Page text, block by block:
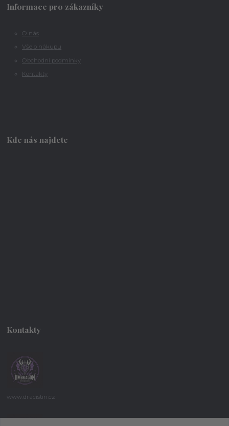
Informace pro zákazníky
O nás
Vše o nákupu
Obchodní podmínky
Kontakty
Kde nás najdete
Kontakty
www.dracistin.cz